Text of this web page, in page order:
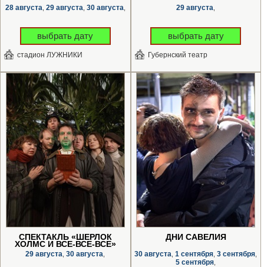
28 августа 29 августа 30 августа
выбрать дату
стадион ЛУЖНИКИ
29 августа
выбрать дату
Губернский театр
СПЕКТАКЛЬ «ШЕРЛОК
ХОЛМС И ВСЕ-ВСЕ-ВСЕ»
29 августа 30 августа
ДНИ САВЕЛИЯ
30 августа 1 сентября 3 сентября
5 сентября